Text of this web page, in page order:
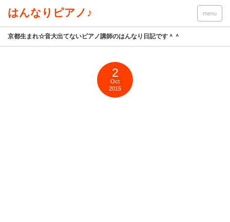
はんなりピアノ♪ menu
京都生まれ☆音大出てないピアノ講師のはんなり日記です＾＾
2
Oct
2015